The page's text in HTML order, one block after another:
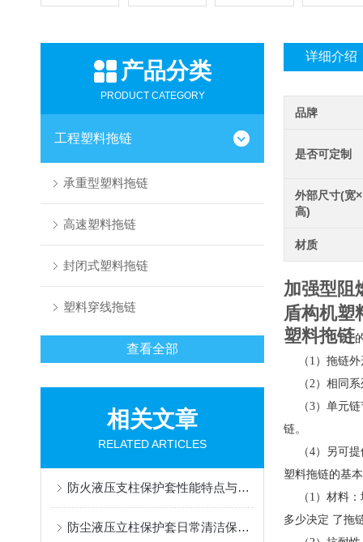
产品分类
PRODUCT CATEGORY
工程塑料拖链
承重型塑料拖链
高速塑料拖链
封闭式塑料拖链
塑料穿线拖链
查看全部
相关文章
RELATED ARTICLES
防火液压支柱保护套性能特点与阻燃防护应用
防尘液压立柱保护套日常清洁保养与更换规范
详细介绍
品牌
是否可定制
外部尺寸(宽×
高)
材质
加强型
盾构机塑
塑料拖链
（1）拖链外
（2）相同系
（3）单元链
链。
（4）另可提
塑料拖链的基
（1）材料：
多少决定 了拖